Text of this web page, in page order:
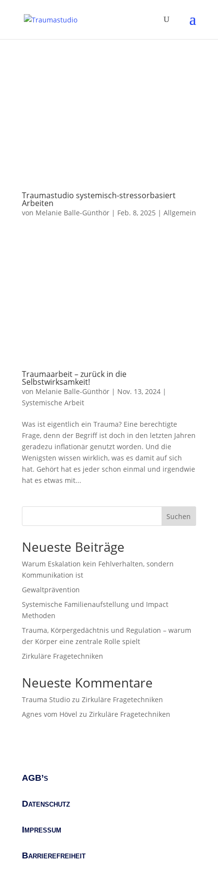
Traumastudio systemisch-stressorbasiert
Arbeiten
von Melanie Balle-Günthör| Feb. 8, 2025 | Allgemein
Traumaarbeit – zurück in die
Selbstwirksamkeit!
von Melanie Balle-Günthör| Nov. 13, 2024|
Systemische Arbeit
Was ist eigentlich ein Trauma? Eine berechtigte
Frage, denn der Begriff ist doch in den letzten Jahren
geradezu inflationär genutzt worden. Und die
Wenigsten wissen wirklich, was es damit auf sich
hat. Gehört hat es jeder schon einmal und irgendwie
hat es etwas mit...
Suchen
Neueste Beiträge
Warum Eskalation kein Fehlverhalten, sondern
Kommunikation ist
Gewaltprävention
Systemische Familienaufstellung und Impact
Methoden
Trauma, Körpergedächtnis und Regulation – warum
der Körper eine zentrale Rolle spielt
Zirkuläre Fragetechniken
Neueste Kommentare
Trauma Studiozu Zirkuläre Fragetechniken
Agnes vom Hövel zu Zirkuläre Fragetechniken
AGB’s
Datenschutz
Impressum
Barrierefreiheit